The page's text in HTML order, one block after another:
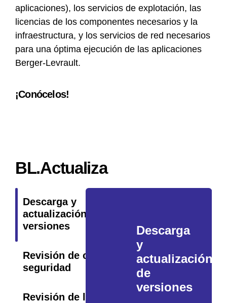
aplicaciones), los servicios de explotación, las
licencias de los componentes necesarios y la
infraestructura, y los servicios de red necesarios
para una óptima ejecución de las aplicaciones
Berger-Levrault.
¡Conócelos!
BL.Actualiza
Descarga y
actualización de
versiones
Revisión de copias de
seguridad
Revisión de los
Descarga
y
actualización
de
versiones